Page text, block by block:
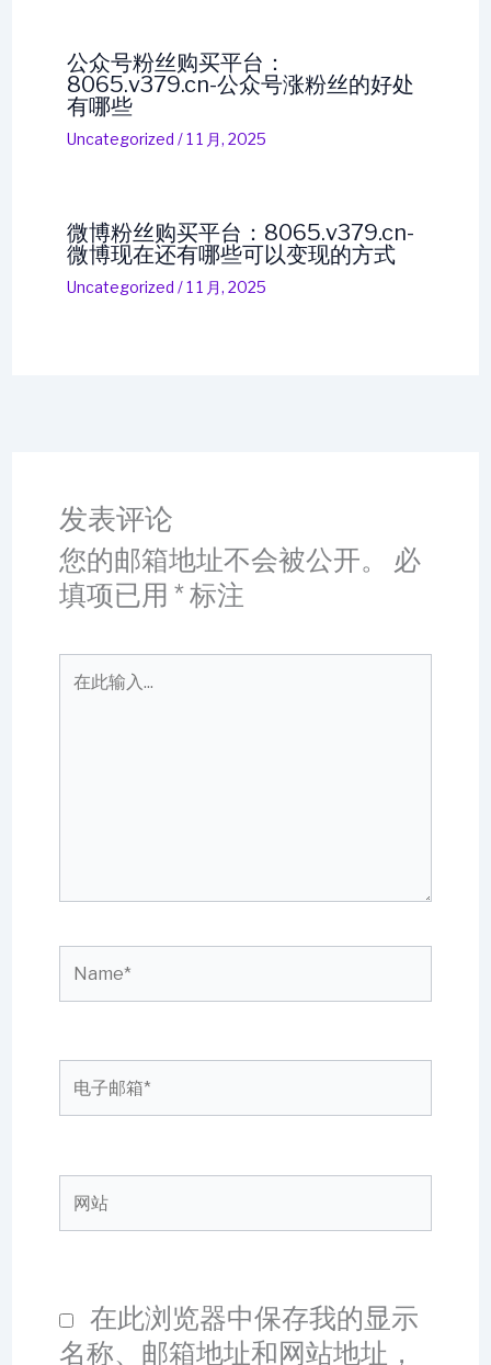
公众号粉丝购买平台：
8065.v379.cn-公众号涨粉丝的好处
有哪些
Uncategorized /1 1 月, 2025
微博粉丝购买平台：8065.v379.cn-
微博现在还有哪些可以变现的方式
Uncategorized /1 1 月, 2025
发表评论
您的邮箱地址不会被公开。
必
填项已用 *标注
Name*
电
子
箱
网
站
在此浏览器中保存我的显示
名称、邮箱地址和网站地址，